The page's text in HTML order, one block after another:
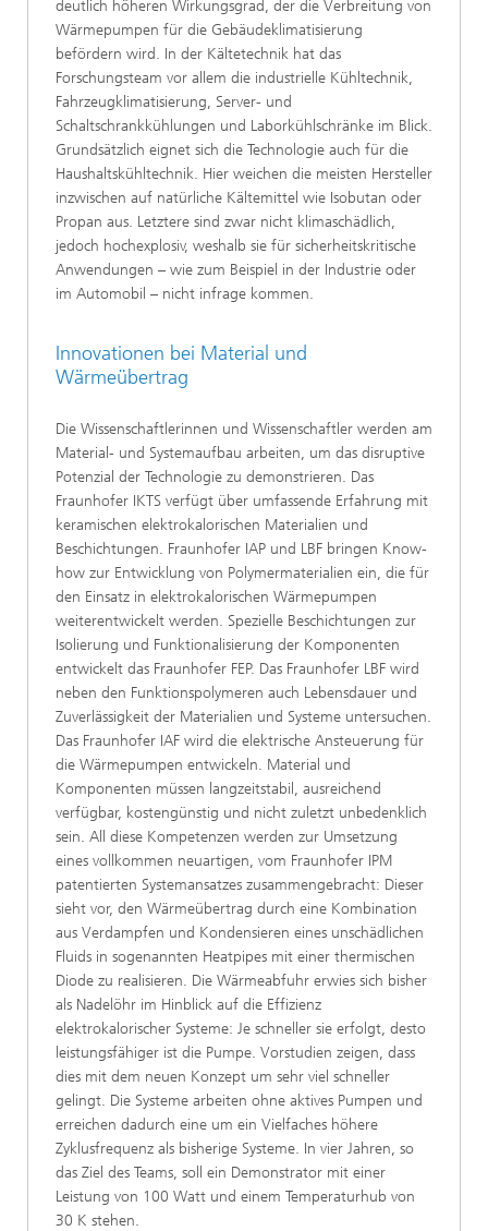
deutlich höheren Wirkungsgrad, der die Verbreitung von
Wärmepumpen für die Gebäudeklimatisierung
befördern wird. In der Kältetechnik hat das
Forschungsteam vor allem die industrielle Kühltechnik,
Fahrzeugklimatisierung, Server- und
Schaltschrankkühlungen und Laborkühlschränke im Blick.
Grundsätzlich eignet sich die Technologie auch für die
Haushaltskühltechnik. Hier weichen die meisten Hersteller
inzwischen auf natürliche Kältemittel wie Isobutan oder
Propan aus. Letztere sind zwar nicht klimaschädlich,
jedoch hochexplosiv, weshalb sie für sicherheitskritische
Anwendungen – wie zum Beispiel in der Industrie oder
im Automobil – nicht infrage kommen.
Innovationen bei Material und
Wärmeübertrag
Die Wissenschaftlerinnen und Wissenschaftler werden am
Material- und Systemaufbau arbeiten, um das disruptive
Potenzial der Technologie zu demonstrieren. Das
Fraunhofer IKTS verfügt über umfassende Erfahrung mit
keramischen elektrokalorischen Materialien und
Beschichtungen. Fraunhofer IAP und LBF bringen Know-
how zur Entwicklung von Polymermaterialien ein, die für
den Einsatz in elektrokalorischen Wärmepumpen
weiterentwickelt werden. Spezielle Beschichtungen zur
Isolierung und Funktionalisierung der Komponenten
entwickelt das Fraunhofer FEP. Das Fraunhofer LBF wird
neben den Funktionspolymeren auch Lebensdauer und
Zuverlässigkeit der Materialien und Systeme untersuchen.
Das Fraunhofer IAF wird die elektrische Ansteuerung für
die Wärmepumpen entwickeln. Material und
Komponenten müssen langzeitstabil, ausreichend
verfügbar, kostengünstig und nicht zuletzt unbedenklich
sein. All diese Kompetenzen werden zur Umsetzung
eines vollkommen neuartigen, vom Fraunhofer IPM
patentierten Systemansatzes zusammengebracht: Dieser
sieht vor, den Wärmeübertrag durch eine Kombination
aus Verdampfen und Kondensieren eines unschädlichen
Fluids in sogenannten Heatpipes mit einer thermischen
Diode zu realisieren. Die Wärmeabfuhr erwies sich bisher
als Nadelöhr im Hinblick auf die Effizienz
elektrokalorischer Systeme: Je schneller sie erfolgt, desto
leistungsfähiger ist die Pumpe. Vorstudien zeigen, dass
dies mit dem neuen Konzept um sehr viel schneller
gelingt. Die Systeme arbeiten ohne aktives Pumpen und
erreichen dadurch eine um ein Vielfaches höhere
Zyklusfrequenz als bisherige Systeme. In vier Jahren, so
das Ziel des Teams, soll ein Demonstrator mit einer
Leistung von 100 Watt und einem Temperaturhub von
30 K stehen.